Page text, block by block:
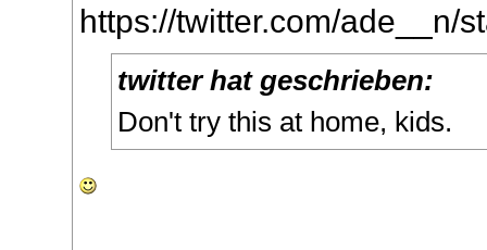
https://twitter.com/ade__n/
twitter hat geschrieben:
Don't try this at home, kids.